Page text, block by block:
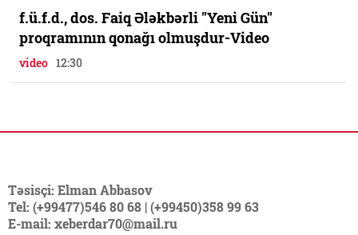
f.ü.f.d., dos. Faiq Ələkbərli "Yeni Gün"
proqramının qonağı olmuşdur-Video
video 12:30
Təsisçi: Elman Abbasov
Tel: (+99477)546 80 68 | (+99450)358 99 63
E-mail: xeberdar70@mail.ru